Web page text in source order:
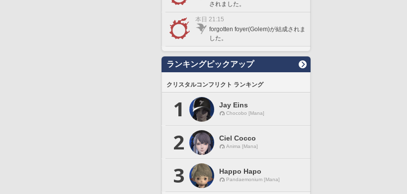
されました。
本日 21:15
forgotten foyer(Golem)が結成されま
した。
ランキングピックアップ
クリスタルコンフリクト ランキング
1 Jay Eins
Chocobo [Mana]
2 Ciel Cocco
Anima [Mana]
3 Happo Hapo
Pandaemonium [Mana]